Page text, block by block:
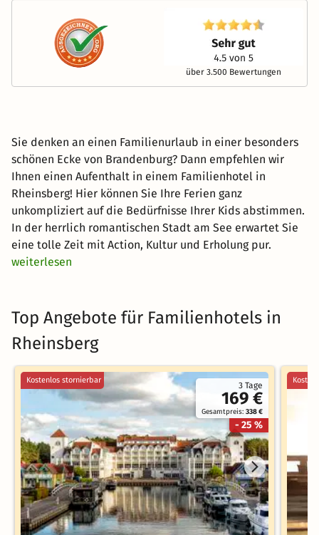
über 3.500 Bewertungen
Sie denken an einen Familienurlaub in einer besonders
schönen Ecke von Brandenburg? Dann empfehlen wir
Ihnen einen Aufenthalt in einem Familienhotel in
Rheinsberg! Hier können Sie Ihre Ferien ganz
unkompliziert auf die Bedürfnisse Ihrer Kids abstimmen.
In der herrlich romantischen Stadt am See erwartet Sie
eine tolle Zeit mit Action, Kultur und Erholung pur.
weiterlesen
Top Angebote für Familienhotels in
Rheinsberg
3 Tage
169 €
Gesamtpreis:338 €
- 25 %
Kostenlos stornierbar